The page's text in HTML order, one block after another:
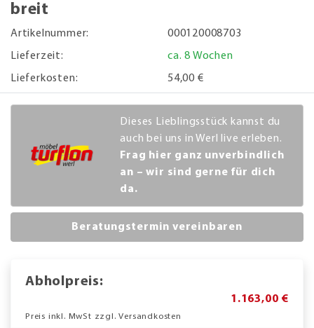
breit
Artikelnummer:
000120008703
Lieferzeit:
ca. 8 Wochen
Lieferkosten:
54,00 €
Dieses Lieblingsstück kannst du
auch bei uns in Werl live erleben.
Frag hier ganz unverbindlich
an – wir sind gerne für dich
da.
Beratungstermin vereinbaren
Abholpreis:
1.163,00 €
Preis inkl. MwSt zzgl. Versandkosten